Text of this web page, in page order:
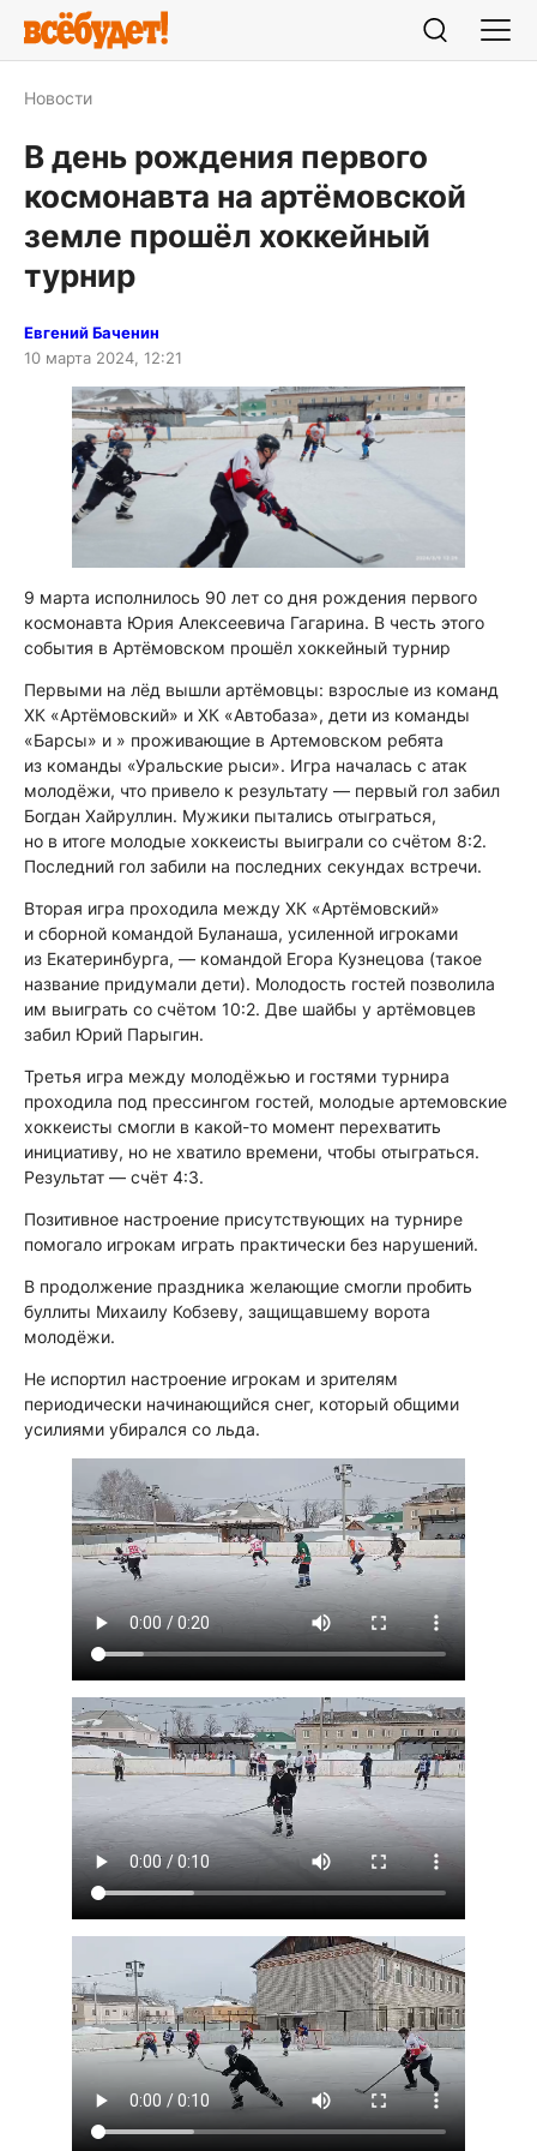
Новости
В день рождения первого
космонавта на артёмовской
земле прошёл хоккейный
турнир
Евгений Баченин
10 марта 2024, 12:21
9 марта исполнилось 90 лет со дня рождения первого
космонавта Юрия Алексеевича Гагарина. В честь этого
события в Артёмовском прошёл хоккейный турнир
Первыми на лёд вышли артёмовцы: взрослые из команд
ХК «Артёмовский» и ХК «Автобаза», дети из команды
«Барсы» и » проживающие в Артемовском ребята
из команды «Уральские рыси». Игра началась с атак
молодёжи, что привело к результату — первый гол забил
Богдан Хайруллин. Мужики пытались отыграться,
но в итоге молодые хоккеисты выиграли со счётом 8:2.
Последний гол забили на последних секундах встречи.
Вторая игра проходила между ХК «Артёмовский»
и сборной командой Буланаша, усиленной игроками
из Екатеринбурга, — командой Егора Кузнецова (такое
название придумали дети). Молодость гостей позволила
им выиграть со счётом 10:2. Две шайбы у артёмовцев
забил Юрий Парыгин.
Третья игра между молодёжью и гостями турнира
проходила под прессингом гостей, молодые артемовские
хоккеисты смогли в какой-то момент перехватить
инициативу, но не хватило времени, чтобы отыграться.
Результат — счёт 4:3.
Позитивное настроение присутствующих на турнире
помогало игрокам играть практически без нарушений.
В продолжение праздника желающие смогли пробить
буллиты Михаилу Кобзеву, защищавшему ворота
молодёжи.
Не испортил настроение игрокам и зрителям
периодически начинающийся снег, который общими
усилиями убирался со льда.